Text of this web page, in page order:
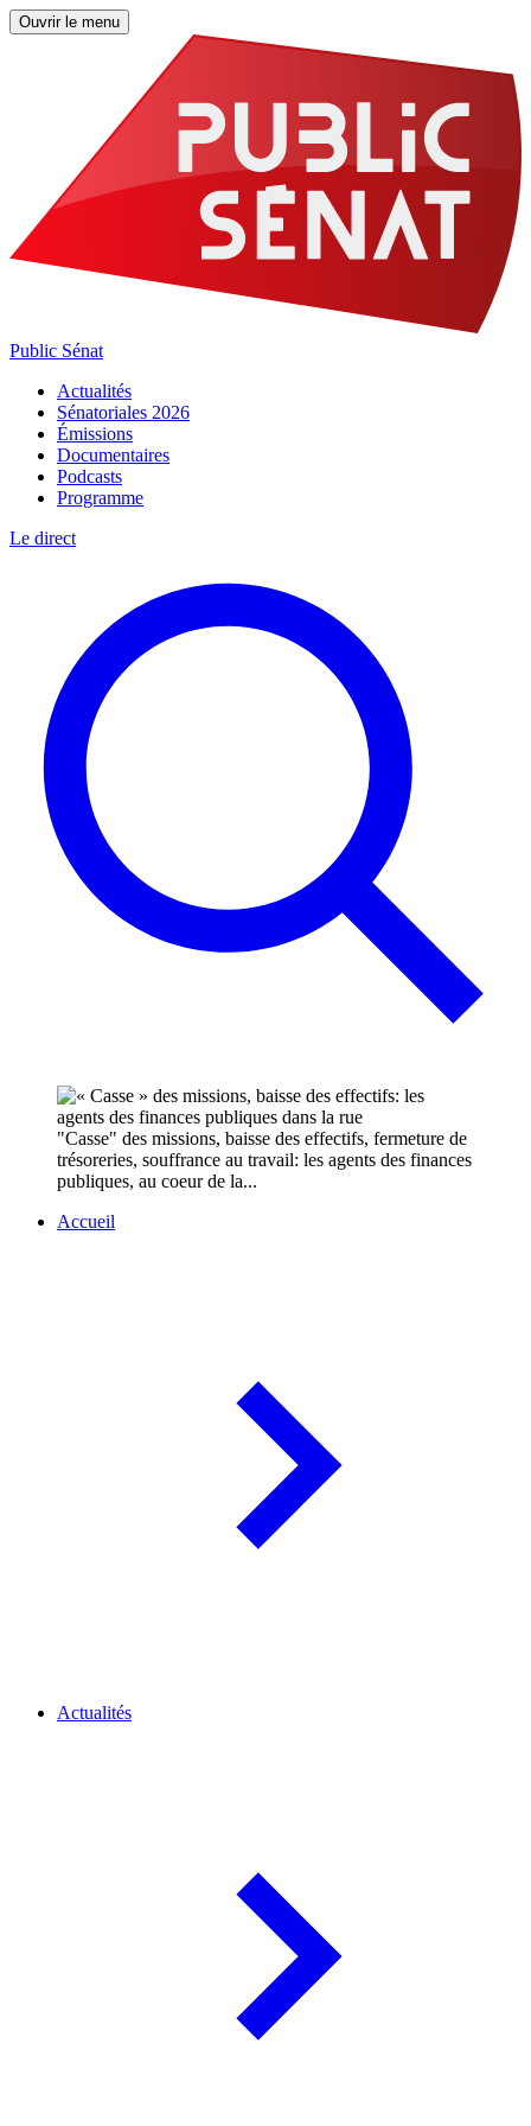
Ouvrir le menu
Public Sénat
Actualités
Sénatoriales 2026
Émissions
Documentaires
Podcasts
Programme
Le direct
"Casse" des missions, baisse des effectifs, fermeture de
trésoreries, souffrance au travail: les agents des finances
publiques, au coeur de la...
Accueil
Actualités